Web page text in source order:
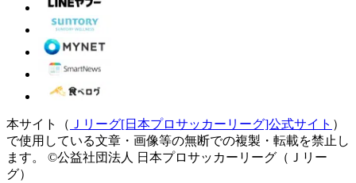
本サイト（ Ｊリーグ[日本プロサッカーリーグ]公式サイト ）
で使用している文章・画像等の無断での複製・転載を禁止し
ます。
©公益社団法人 日本プロサッカーリーグ（Ｊリー
グ）